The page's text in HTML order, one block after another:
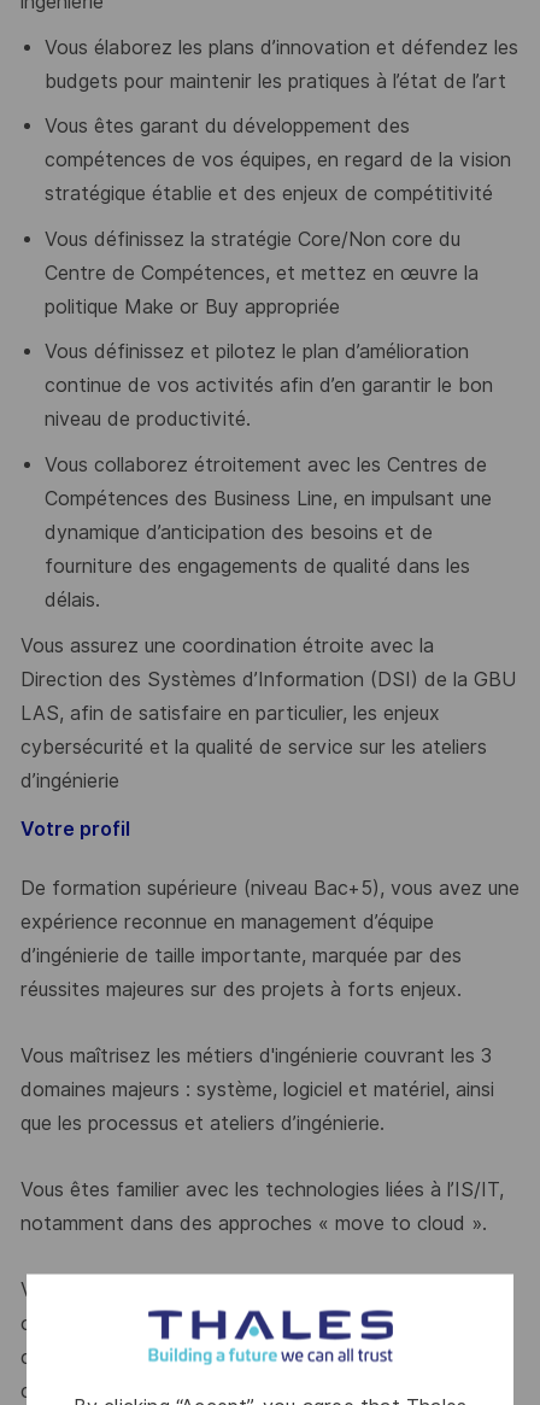
Vous élaborez les plans d’innovation et défendez les
budgets pour maintenir les pratiques à l’état de l’art
Vous êtes garant du développement des
compétences de vos équipes, en regard de la vision
stratégique établie et des enjeux de compétitivité
Vous définissez la stratégie Core/Non core du
Centre de Compétences, et mettez en œuvre la
politique Make or Buy appropriée
Vous définissez et pilotez le plan d’amélioration
continue de vos activités afin d’en garantir le bon
niveau de productivité.
Vous collaborez étroitement avec les Centres de
Compétences des Business Line, en impulsant une
dynamique d’anticipation des besoins et de
fourniture des engagements de qualité dans les
délais.
Vous assurez une coordination étroite avec la
Direction des Systèmes d’Information (DSI) de la GBU
LAS, afin de satisfaire en particulier, les enjeux
cybersécurité et la qualité de service sur les ateliers
d’ingénierie
Votre profil
De formation supérieure (niveau Bac+5), vous avez une
expérience reconnue en management d’équipe
d’ingénierie de taille importante, marquée par des
réussites majeures sur des projets à forts enjeux.
Vous maîtrisez les métiers d'ingénierie couvrant les 3
domaines majeurs : système, logiciel et matériel, ainsi
que les processus et ateliers d’ingénierie.
Vous êtes familier avec les technologies liées à l’IS/IT,
notamment dans des approches « move to cloud ».
Vous avez la capacité d’embarquer les équipes sur des
objectifs à fort enjeux et êtes animé par la réussite
collective. Vous aimez évoluer dans un environnement
complexe et international.